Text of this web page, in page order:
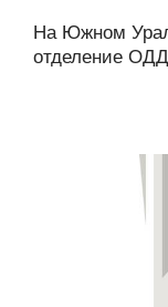
На Южном
отделение